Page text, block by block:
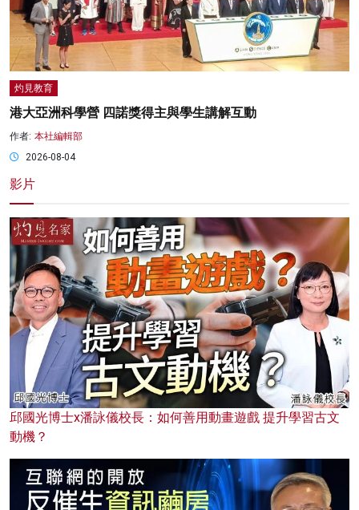
灼見教育
港大亞洲科學營 四諾獎得主與學生講解互動
作者: 本社編輯部
2026-08-04
影片
邱國光博士x潘詠儀校長：如何善用動畫遊戲 提升學習古文
動機？